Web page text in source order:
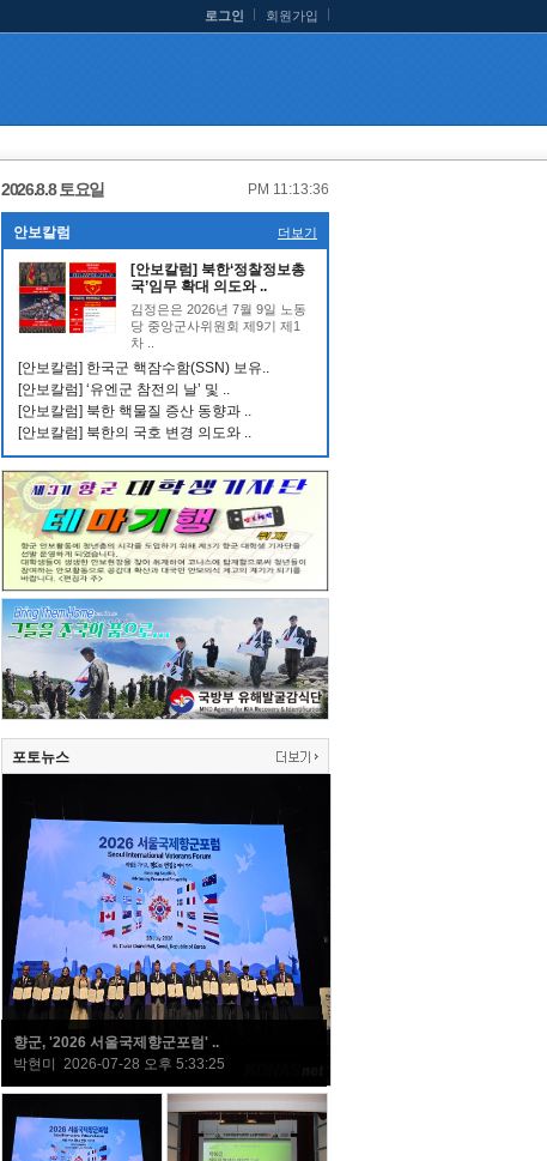
로그인 회원가입
2026.8.8 토요일 PM 11:13:37
안보칼럼 더보기
[안보칼럼] 북한‘정찰정보총
국’임무 확대 의도와 ..
김정은은 2026년 7월 9일 노동
당 중앙군사위원회 제9기 제1
차 ..
[안보칼럼] 한국군 핵잠수함(SSN) 보유..
[안보칼럼] ‘유엔군 참전의 날’ 및 ..
[안보칼럼] 북한 핵물질 증산 동향과 ..
[안보칼럼] 북한의 국호 변경 의도와 ..
포토뉴스
향군, '2026 서울국제향군포럼' ..
박현미 2026-07-28 오후 5:33:25